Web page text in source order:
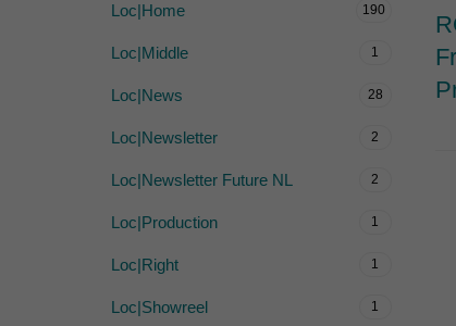
Loc|Home 190
Loc|Middle 1
Loc|News 28
Loc|Newsletter 2
Loc|Newsletter Future NL 2
Loc|Production 1
Loc|Right 1
Loc|Showreel 1